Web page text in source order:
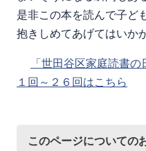
是非この本を読んで子ど
抱きしめてあげてはいか
「世田谷区家庭読書
１回～２６回はこちら
このページについての